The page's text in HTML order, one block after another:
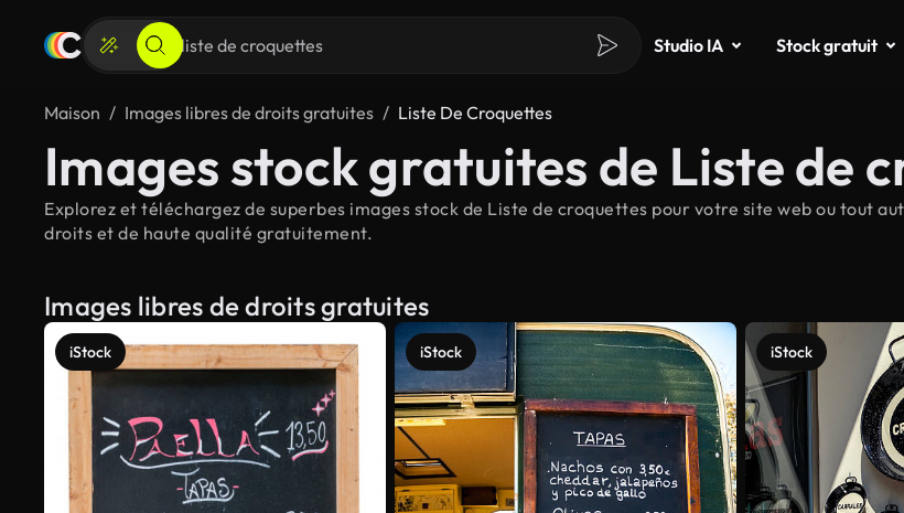
Studio IA Stock gratuit
Maison Images libres de droits gratuites Liste De Croquettes
Images stock gratuites de Liste de
Explorez et téléchargez de superbes images stock de Liste de croquettes pour votre site web ou tout
droits et de haute qualité gratuitement.
Images libres de droits gratuites
iStock iStock iStock